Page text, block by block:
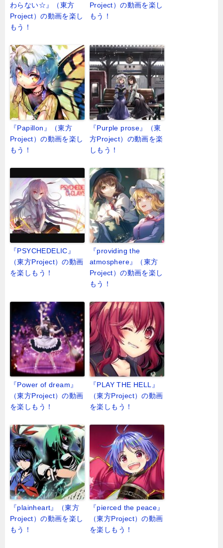
わらない☆』（東方
Project）の動画を楽し
もう！
Project）の動画を楽し
もう！
『Papillon』（東方
Project）の動画を楽し
もう！
『Purple prose』（東
方Project）の動画を楽
しもう！
『PSYCHEDELIC』
（東方Project）の動画
を楽しもう！
『providing the
atmosphere』（東方
Project）の動画を楽し
もう！
『Power of dream』
（東方Project）の動画
を楽しもう！
『PLAY THE HELL』
（東方Project）の動画
を楽しもう！
『plainheart』（東方
Project）の動画を楽し
もう！
『pierced the peace』
（東方Project）の動画
を楽しもう！